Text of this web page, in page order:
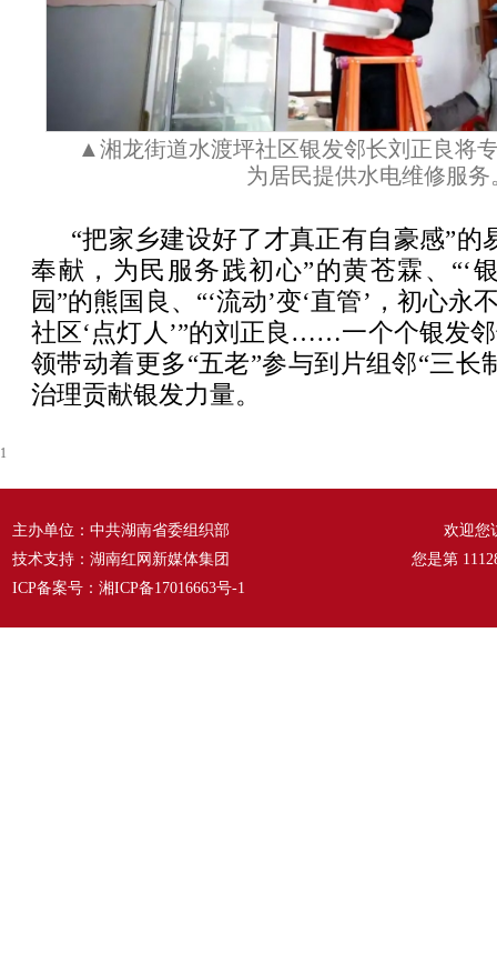
▲湘龙街道水渡坪社区银发邻长刘正良将
为居民提供水电维修服务
“把家乡建设好了才真正有自豪感”的
奉献，为民服务践初心”的黄苍霖、“‘
园”的熊国良、“‘流动’变‘直管’，初心永
社区‘点灯人’”的刘正良……一个个银发
领带动着更多“五老”参与到片组邻“三长
治理贡献银发力量。
1
主办单位：中共湖南省委组织部
技术支持：湖南红网新媒体集团
ICP备案号： 湘ICP备17016663号-1
欢迎您
您是第